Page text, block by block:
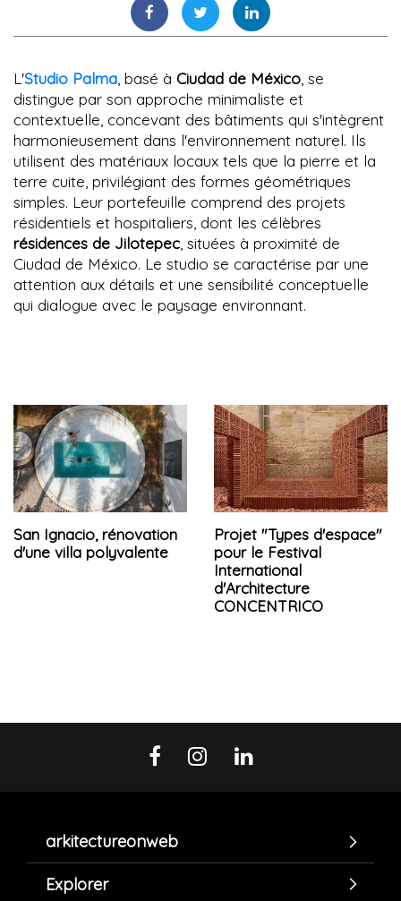
L'Studio Palma , basé à Ciudad de México , se
distingue par son approche minimaliste et
contextuelle, concevant des bâtiments qui s'intègrent
harmonieusement dans l'environnement naturel. Ils
utilisent des matériaux locaux tels que la pierre et la
terre cuite, privilégiant des formes géométriques
simples. Leur portefeuille comprend des projets
résidentiels et hospitaliers, dont les célèbres
résidences de Jilotepec , situées à proximité de
Ciudad de México. Le studio se caractérise par une
attention aux détails et une sensibilité conceptuelle
qui dialogue avec le paysage environnant.
San Ignacio, rénovation
d'une villa polyvalente
Projet "Types d'espace"
pour le Festival
International
d'Architecture
CONCENTRICO
arkitectureonweb
Explorer